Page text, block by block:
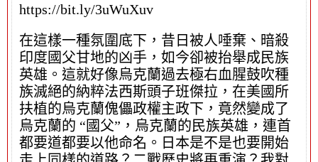
https://bit.ly/3uWuXuv
在這樣一種氛圍底下，昔日被人唾棄、暗殺
印度國父甘地的凶手，如今卻被抬舉成民族
英雄。這就好像烏克蘭過去極右血腥鼓吹種
族滅絕的納粹法西斯頭子班傑拉，在美國所
扶植的烏克蘭傀儡政權主政下，竟然變成了
烏克蘭的 “國父”，烏克蘭的民族英雄，連首
都要道都要以他命名。日本是不是也要開始